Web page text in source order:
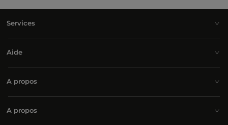
Services
Aide
A propos
A propos